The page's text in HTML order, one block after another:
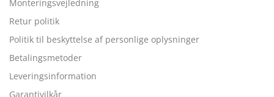
Monteringsvejledning
Retur politik
Politik til beskyttelse af personlige oplysninger
Betalingsmetoder
Leveringsinformation
Garantivilkår